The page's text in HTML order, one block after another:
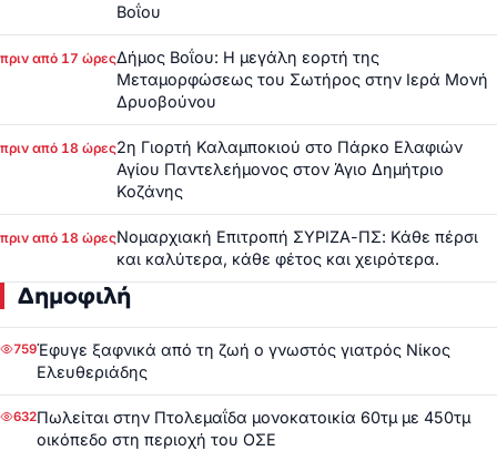
Βοΐου
πριν από 17 ώρεςΔήμος Βοΐου: Η μεγάλη εορτή της
Μεταμορφώσεως του Σωτήρος στην Ιερά Μονή
Δρυοβούνου
πριν από 18 ώρες2η Γιορτή Καλαμποκιού στο Πάρκο Ελαφιών
Αγίου Παντελεήμονος στον Άγιο Δημήτριο
Κοζάνης
πριν από 18 ώρεςΝομαρχιακή Επιτροπή ΣΥΡΙΖΑ-ΠΣ: Κάθε πέρσι
και καλύτερα, κάθε φέτος και χειρότερα.
Δημοφιλή
759Έφυγε ξαφνικά από τη ζωή ο γνωστός γιατρός Νίκος
Ελευθεριάδης
632Πωλείται στην Πτολεμαΐδα μονοκατοικία 60τμ με 450τμ
οικόπεδο στη περιοχή του ΟΣΕ